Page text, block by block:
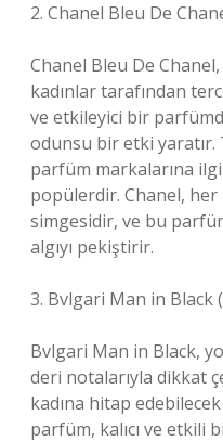
2. Chanel Bleu De
Chanel Bleu De
kadınlar tarafından
ve etkileyici bir
odunsu bir etki yaratır.
parfüm markalarına
popülerdir. Chanel, her
simgesidir, ve bu
algıyı pekiştirir.
3. Bvlgari Man in Black
Bvlgari Man in Black,
deri notalarıyla dikkat
kadına hitap
parfüm, kalıcı ve etkili